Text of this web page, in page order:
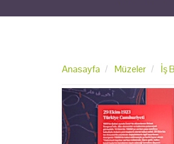
Anasayfa Müzeler İş